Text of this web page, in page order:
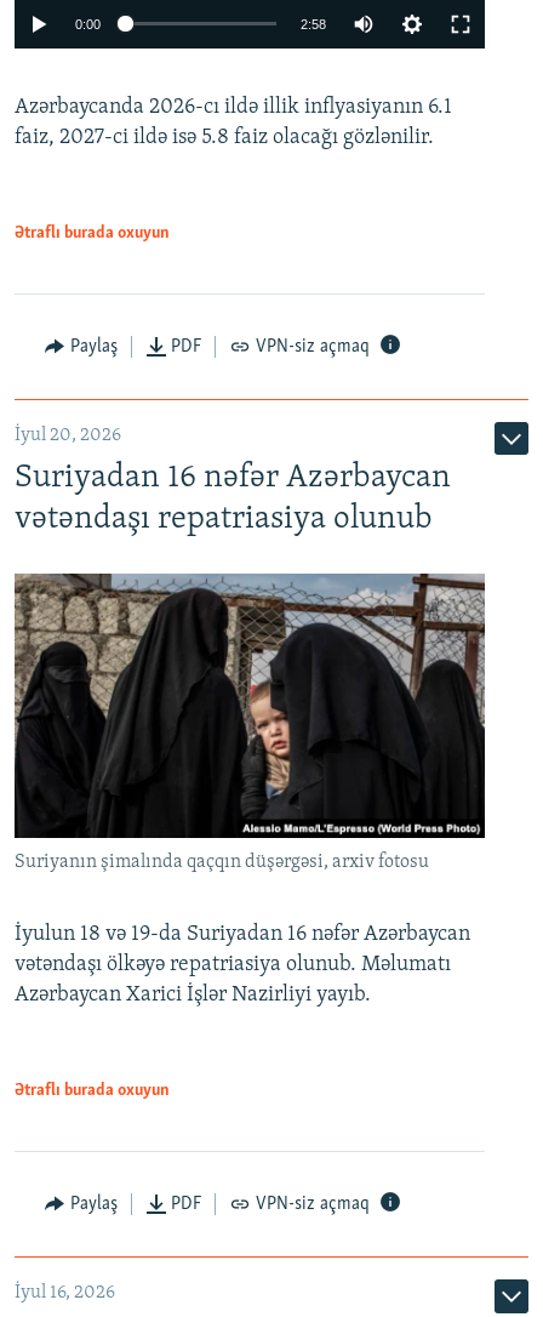
Auto
0:00 2:58
360p
480p
Azərbaycanda 2026-cı ildə illik inflyasiyanın 6.1
faiz, 2027-ci ildə isə 5.8 faiz olacağı gözlənilir.
Ətraflı burada oxuyun
Paylaş PDF VPN-siz açmaq
İyul 20, 2026
Suriyadan 16 nəfər Azərbaycan
vətəndaşı repatriasiya olunub
Suriyanın şimalında qaçqın düşərgəsi, arxiv fotosu
İyulun 18 və 19-da Suriyadan 16 nəfər Azərbaycan
vətəndaşı ölkəyə repatriasiya olunub. Məlumatı
Azərbaycan Xarici İşlər Nazirliyi yayıb.
Ətraflı burada oxuyun
Paylaş PDF VPN-siz açmaq
İyul 16, 2026